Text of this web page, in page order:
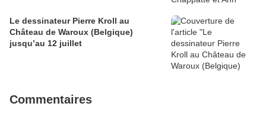
Le dessinateur Pierre Kroll au
Château de Waroux (Belgique)
jusqu’au 12 juillet
Commentaires